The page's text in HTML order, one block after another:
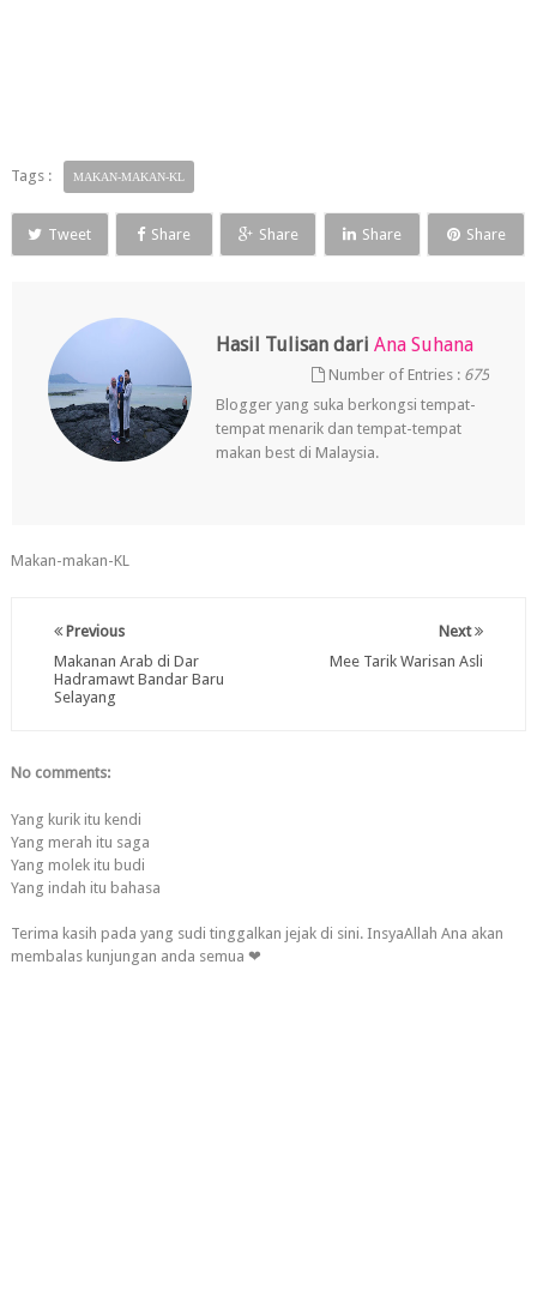
Tags : MAKAN-MAKAN-KL
Tweet Share Share Share Share
Hasil Tulisan dari Ana Suhana
Number of Entries : 675
Blogger yang suka berkongsi tempat-
tempat menarik dan tempat-tempat
makan best di Malaysia.
Makan-makan-KL
Next
Mee Tarik Warisan Asli
Previous
Makanan Arab di Dar
Hadramawt Bandar Baru
Selayang
No comments:
Yang kurik itu kendi
Yang merah itu saga
Yang molek itu budi
Yang indah itu bahasa
Terima kasih pada yang sudi tinggalkan jejak di sini. InsyaAllah Ana akan
membalas kunjungan anda semua ❤